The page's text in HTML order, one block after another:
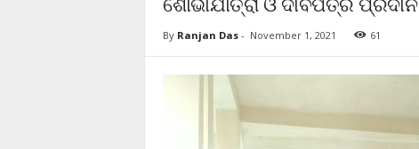
By Ranjan Das- November 1, 2021 61